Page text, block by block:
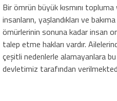
Bir ömrün büyük kısmını
insanların, yaşlandıkları ve
ömürlerinin sonuna kadar insan
talep etme hakları vardır.
çeşitli nedenlerle alamayanlara
devletimiz tarafından